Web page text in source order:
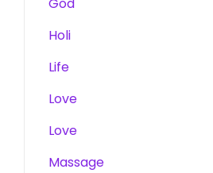
God
Holi
Life
Love
Love
Massage